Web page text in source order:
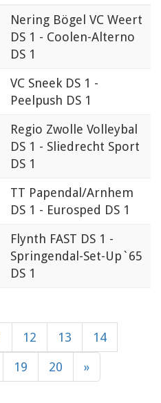
Nering Bögel VC Weert
DS 1 - Coolen-Alterno
DS 1
VC Sneek DS 1 -
Peelpush DS 1
Regio Zwolle Volleybal
DS 1 - Sliedrecht Sport
DS 1
TT Papendal/Arnhem
DS 1 - Eurosped DS 1
Flynth FAST DS 1 -
Springendal-Set-Up`65
DS 1
12 13 14
19 20 »